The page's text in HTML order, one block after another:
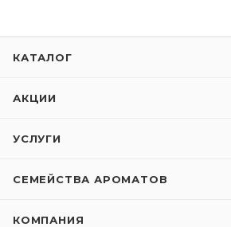
КАТАЛОГ
АКЦИИ
УСЛУГИ
СЕМЕЙСТВА АРОМАТОВ
КОМПАНИЯ